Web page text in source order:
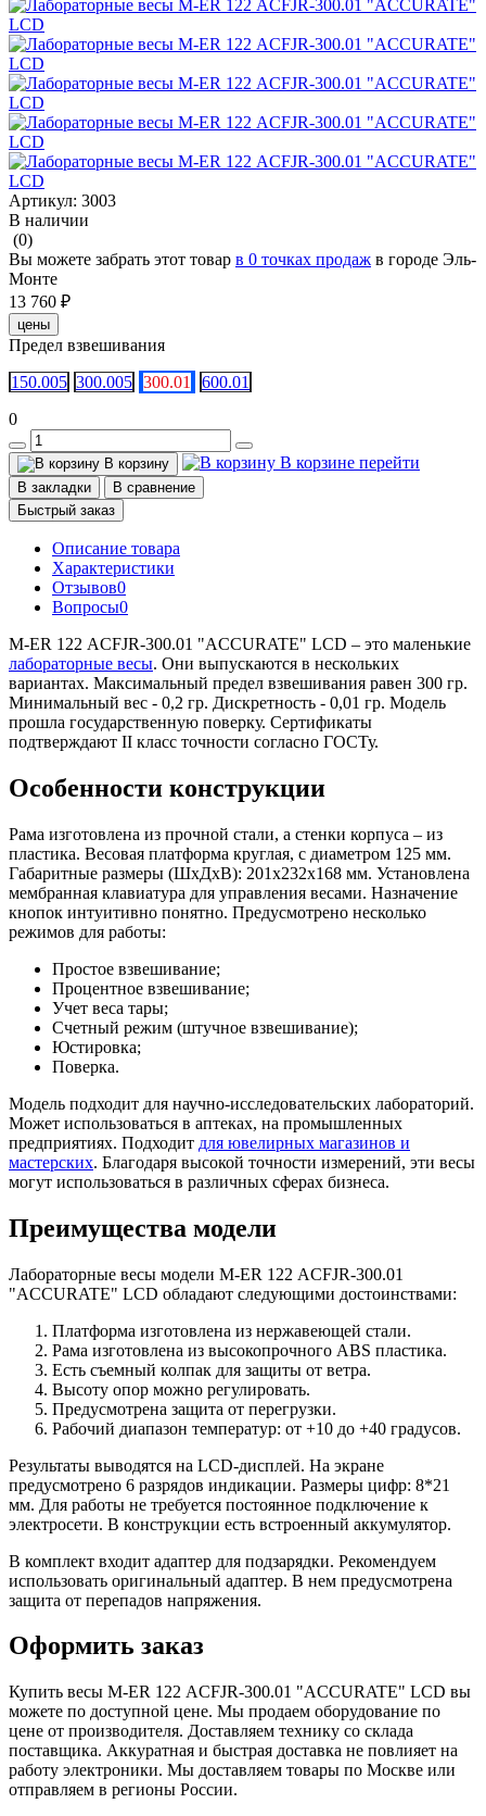
Артикул: 3003
В наличии
(0)
Вы можете забрать этот товар в 0 точках продаж в городе Эль-
Монте
13 760 ₽
цены
Предел взвешивания
150.005 300.005 300.01
600.01
0
В корзину В корзине перейти
В закладки
В сравнение
Быстрый заказ
Описание товара
Характеристики
Отзывов0
Вопросы0
M-ER 122 АCFJR-300.01 "ACCURATE" LСD – это маленькие
лабораторные весы. Они выпускаются в нескольких
вариантах. Максимальный предел взвешивания равен 300 гр.
Минимальный вес - 0,2 гр. Дискретность - 0,01 гр. Модель
прошла государственную поверку. Сертификаты
подтверждают II класс точности согласно ГОСТу.
Особенности конструкции
Рама изготовлена из прочной стали, а стенки корпуса – из
пластика. Весовая платформа круглая, с диаметром 125 мм.
Габаритные размеры (ШхДхВ): 201х232х168 мм. Установлена
мембранная клавиатура для управления весами. Назначение
кнопок интуитивно понятно. Предусмотрено несколько
режимов для работы:
Простое взвешивание;
Процентное взвешивание;
Учет веса тары;
Счетный режим (штучное взвешивание);
Юстировка;
Поверка.
Модель подходит для научно-исследовательских лабораторий.
Может использоваться в аптеках, на промышленных
предприятиях. Подходит для ювелирных магазинов и
мастерских. Благодаря высокой точности измерений, эти весы
могут использоваться в различных сферах бизнеса.
Преимущества модели
Лабораторные весы модели M-ER 122 АCFJR-300.01
"ACCURATE" LСD обладают следующими достоинствами:
Платформа изготовлена из нержавеющей стали.
Рама изготовлена из высокопрочного ABS пластика.
Есть съемный колпак для защиты от ветра.
Высоту опор можно регулировать.
Предусмотрена защита от перегрузки.
Рабочий диапазон температур: от +10 до +40 градусов.
Результаты выводятся на LCD-дисплей. На экране
предусмотрено 6 разрядов индикации. Размеры цифр: 8*21
мм. Для работы не требуется постоянное подключение к
электросети. В конструкции есть встроенный аккумулятор.
В комплект входит адаптер для подзарядки. Рекомендуем
использовать оригинальный адаптер. В нем предусмотрена
защита от перепадов напряжения.
Оформить заказ
Купить весы M-ER 122 АCFJR-300.01 "ACCURATE" LСD вы
можете по доступной цене. Мы продаем оборудование по
цене от производителя. Доставляем технику со склада
поставщика. Аккуратная и быстрая доставка не повлияет на
работу электроники. Мы доставляем товары по Москве или
отправляем в регионы России.